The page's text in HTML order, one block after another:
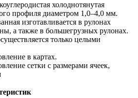
холоднотянутая
профиля диаметром 1,0–4,0 мм.
изготавливается в рулонах
а также в большегрузных рулонах.
только целыми
в картах.
сетки с размерами ячеек,